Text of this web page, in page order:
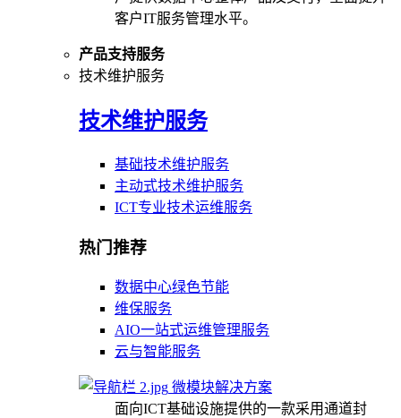
客户IT服务管理水平。
产品支持服务
技术维护服务
技术维护服务
基础技术维护服务
主动式技术维护服务
ICT专业技术运维服务
热门推荐
数据中心绿色节能
维保服务
AIO一站式运维管理服务
云与智能服务
微模块解决方案
面向ICT基础设施提供的一款采用通道封